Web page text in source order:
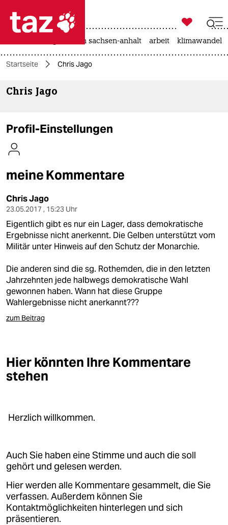
 taz zahl ich
taz zahl ich
themen
kultur
sport
berlin
nord
wahrheit
verlag
verlag
shop
fragen & hilfe
abo
epaper login

taz zahl ich
landtagswahl in sachsen-anhalt arbeit klimawandel
Startseite Chris Jago
Chris Jago
Profil-Einstellungen
meine Kommentare
Chris Jago
23.05.2017 , 15:23 Uhr
Eigentlich gibt es nur ein Lager, dass demokratische
Ergebnisse nicht anerkennt. Die Gelben unterstützt vom
Militär unter Hinweis auf den Schutz der Monarchie.
Die anderen sind die sg. Rothemden, die in den letzten
Jahrzehnten jede halbwegs demokratische Wahl
gewonnen haben. Wann hat diese Gruppe
Wahlergebnisse nicht anerkannt???
zum Beitrag
Hier könnten Ihre Kommentare
stehen
Herzlich willkommen.
Auch Sie haben eine Stimme und auch die soll
gehört und gelesen werden.
Hier werden alle Kommentare gesammelt, die Sie
verfassen. Außerdem können Sie
Kontaktmöglichkeiten hinterlegen und sich
präsentieren.